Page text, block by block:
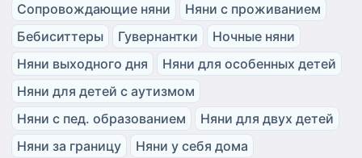
Сопровождающие няни
Няни с проживанием
Бебиситтеры
Гувернантки
Ночные няни
Няни выходного дня
Няни для особенных детей
Няни для детей с аутизмом
Няни с пед. образованием
Няни для двух детей
Няни за границу
Няни у себя дома